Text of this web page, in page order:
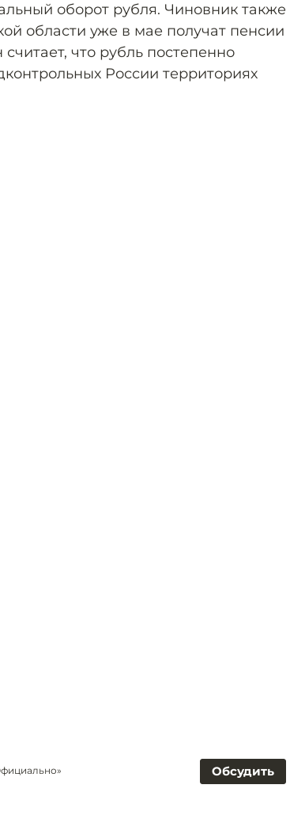
оборот рубля. Чиновник также
области уже в мае получат пенсии
что рубль постепенно
России территориях
Обсудить